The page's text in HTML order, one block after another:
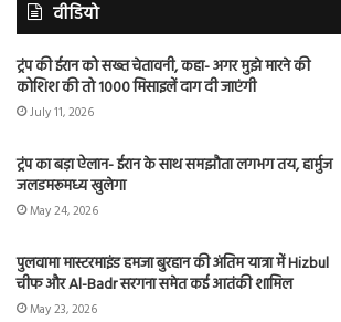
वीडियो
ट्रंप की ईरान को सख्त चेतावनी, कहा- अगर मुझे मारने की
कोशिश की तो 1000 मिसाइलें दाग दी जाएंगी
July 11, 2026
ट्रंप का बड़ा ऐलान- ईरान के साथ समझौता लगभग तय, हार्मुज
जलडमरूमध्य खुलेगा
May 24, 2026
पुलवामा मास्टरमाइंड हमजा बुरहान की अंतिम यात्रा में Hizbul
चीफ और Al-Badr सरगना समेत कई आतंकी शामिल
May 23, 2026